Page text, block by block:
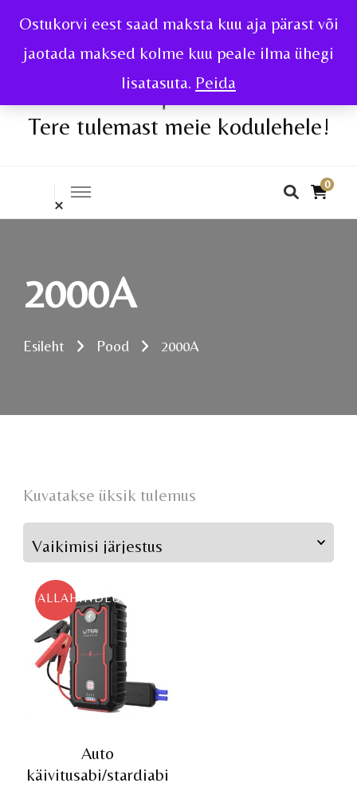
Ostukorvi eest saad maksta kuu aja pärast või
jaotada maksed kolme kuu peale ilma ühegi
lisatasuta. Peida
Tere tulemast meie kodulehele!
0
2000A
Esileht Pood 2000A
Kuvatakse üksik tulemus
ALLAHINDLUS!
Auto
käivitusabi/stardiabi